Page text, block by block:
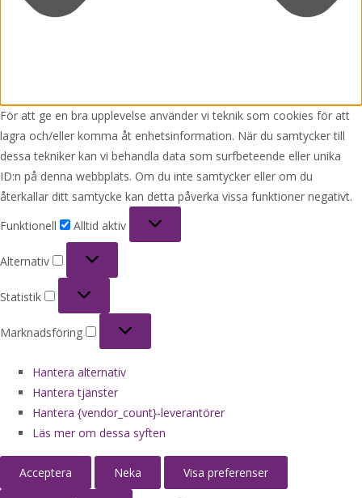
För att ge en bra upplevelse använder vi teknik som cookies för att
lagra och/eller komma åt enhetsinformation. När du samtycker till
dessa tekniker kan vi behandla data som surfbeteende eller unika
ID:n på denna webbplats. Om du inte samtycker eller om du
återkallar ditt samtycke kan detta påverka vissa funktioner negativt.
Funktionell
Alltid aktiv
Alternativ
Statistik
Marknadsföring
Hantera alternativ
Hantera tjänster
Hantera {vendor_count}-leverantörer
Läs mer om dessa syften
Acceptera Neka Visa preferenser